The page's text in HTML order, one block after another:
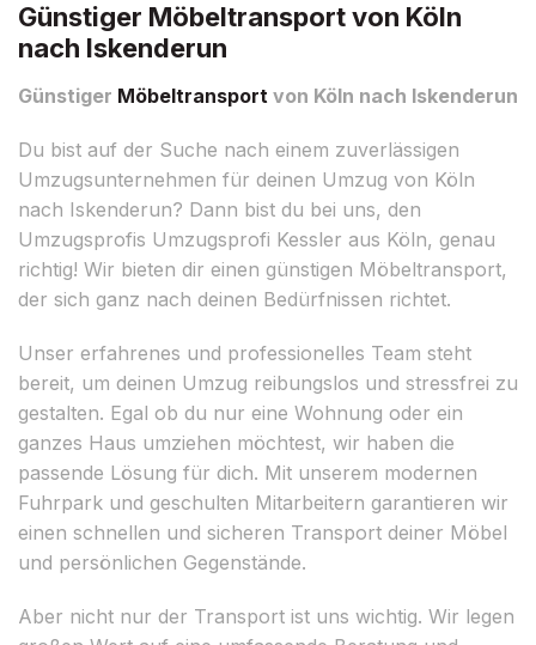
Günstiger Möbeltransport von Köln
nach Iskenderun
Günstiger Möbeltransport von Köln nach Iskenderun
Du bist auf der Suche nach einem zuverlässigen
Umzugsunternehmen für deinen Umzug von Köln
nach Iskenderun? Dann bist du bei uns, den
Umzugsprofis Umzugsprofi Kessler aus Köln, genau
richtig! Wir bieten dir einen günstigen Möbeltransport,
der sich ganz nach deinen Bedürfnissen richtet.
Unser erfahrenes und professionelles Team steht
bereit, um deinen Umzug reibungslos und stressfrei zu
gestalten. Egal ob du nur eine Wohnung oder ein
ganzes Haus umziehen möchtest, wir haben die
passende Lösung für dich. Mit unserem modernen
Fuhrpark und geschulten Mitarbeitern garantieren wir
einen schnellen und sicheren Transport deiner Möbel
und persönlichen Gegenstände.
Aber nicht nur der Transport ist uns wichtig. Wir legen